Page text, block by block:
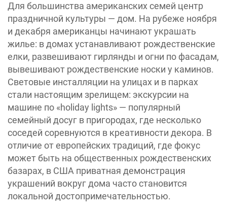
Для большинства американских семей центр
праздничной культуры — дом. На рубеже ноября
и декабря американцы начинают украшать
жилье: в домах устанавливают рождественские
елки, развешивают гирлянды и огни по фасадам,
вывешивают рождественские носки у каминов.
Световые инсталляции на улицах и в парках
стали настоящим зрелищем: экскурсии на
машине по «holiday lights» — популярный
семейный досуг в пригородах, где несколько
соседей соревнуются в креативности декора. В
отличие от европейских традиций, где фокус
может быть на общественных рождественских
базарах, в США приватная демонстрация
украшений вокруг дома часто становится
локальной достопримечательностью.